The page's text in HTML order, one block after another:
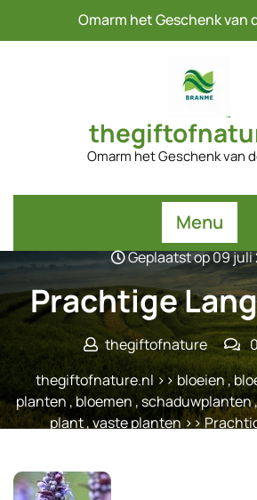
Omarm het Geschenk van
Omarm het Geschenk van
Menu
Geplaatst op 09 juli
Prachtige
thegiftofnature
thegiftofnature.nl>> bloeien,
planten ,bloemen,schaduwplanten
plant,vaste planten>>